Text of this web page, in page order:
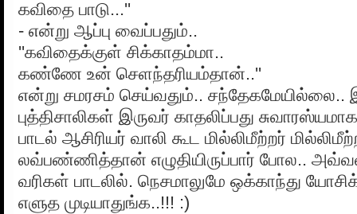
கவிதை பாடு...''
- என்று ஆப்பு வைப்பதும்..
''கவிதைக்குள் சிக்காதம்மா..
கண்ணே உன் செளந்தரியம்தான்..''
என்று சமரசம் செய்வதும்.. சந்தேகமேயில்லை..
புத்திசாலிகள் இருவர் காதலிப்பது
பாடல் ஆசிரியர் வாலி கூட மில்லிமீற்றர்
லவ்பண்ணித்தான் எழுதியிருப்பார் போல..
வரிகள் பாடலில். நெசமாலுமே ஒக்காந்து
எளுத முடியாதுங்க..!!! :)